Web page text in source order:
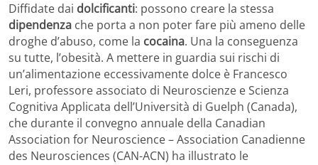
Diffidate dai dolcificanti: possono creare la stessa
dipendenza che porta a non poter fare più ameno delle
droghe d’abuso, come la cocaina. Una la conseguenza
su tutte, l’obesità. A mettere in guardia sui rischi di
un’alimentazione eccessivamente dolce è Francesco
Leri, professore associato di Neuroscienze e Scienza
Cognitiva Applicata dell’Università di Guelph (Canada),
che durante il convegno annuale della Canadian
Association for Neuroscience – Association Canadienne
des Neurosciences (CAN-ACN) ha illustrato le